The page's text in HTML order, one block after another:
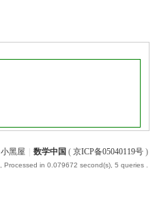
小黑屋 数学中国 ( 京ICP备05040119号)
, Processed in 0.079672 second(s), 5 queries .